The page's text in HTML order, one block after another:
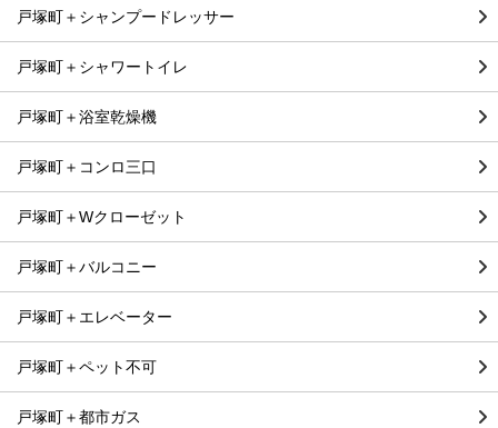
戸塚町＋シャンプードレッサー
戸塚町＋シャワートイレ
戸塚町＋浴室乾燥機
戸塚町＋コンロ三口
戸塚町＋Wクローゼット
戸塚町＋バルコニー
戸塚町＋エレベーター
戸塚町＋ペット不可
戸塚町＋都市ガス